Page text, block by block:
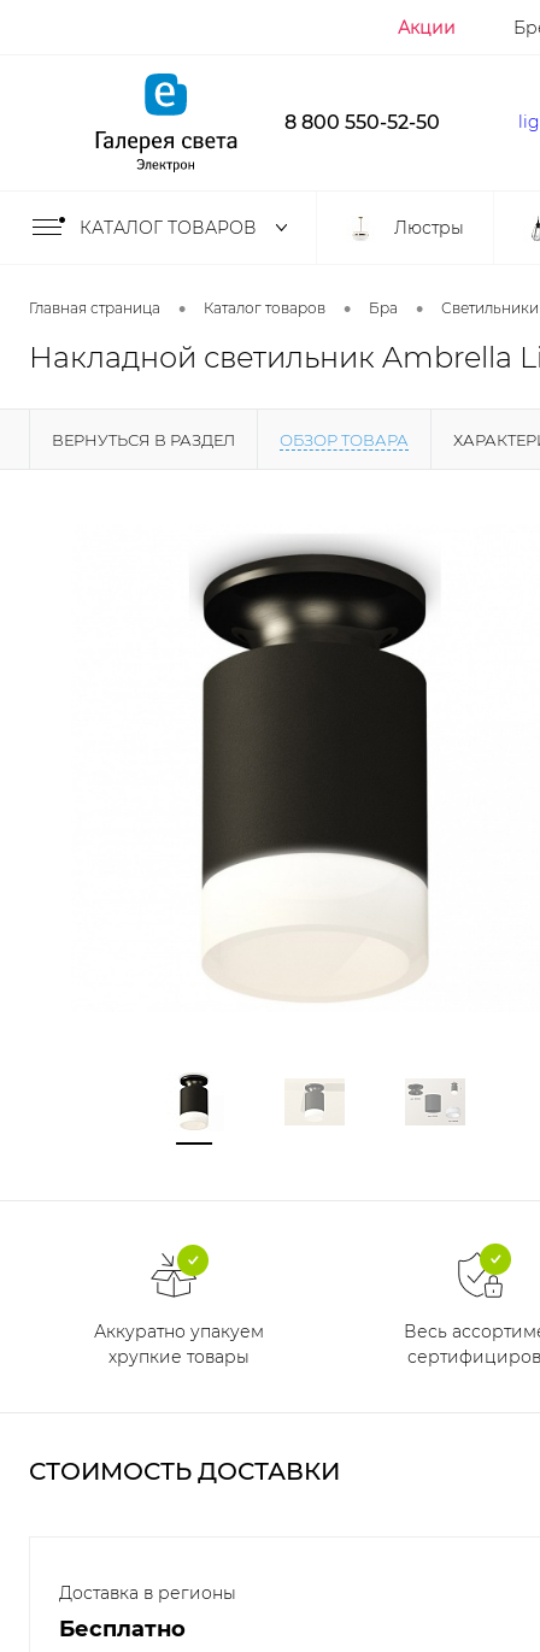
Акции
8 800 550-52-50
КАТАЛОГ ТОВАРОВ Люстры
Главная страница • Каталог товаров • Бра •
Накладной светильник Ambrella
ВЕРНУТЬСЯ В РАЗДЕЛ ОБЗОР ТОВАРА
Аккуратно упакуем
хрупкие товары
Весь
СТОИМОСТЬ ДОСТАВКИ
Доставка в регионы
Бесплатно